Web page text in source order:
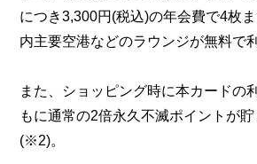
につき3,300円(税込)の年会費で4枚
内主要空港などのラウンジが無料で
また、ショッピング時に本カードの
もに通常の2倍永久不滅ポイントが
(※2)。